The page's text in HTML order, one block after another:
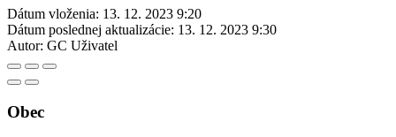
Dátum vloženia: 13. 12. 2023 9:20
Dátum poslednej aktualizácie: 13. 12. 2023 9:30
Autor: GC Uživatel
Obec